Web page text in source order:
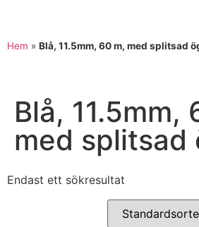
Hem » Blå, 11.5mm, 60 m, med splitsad
Blå, 11.5mm,
med splitsad
Endast ett sökresultat